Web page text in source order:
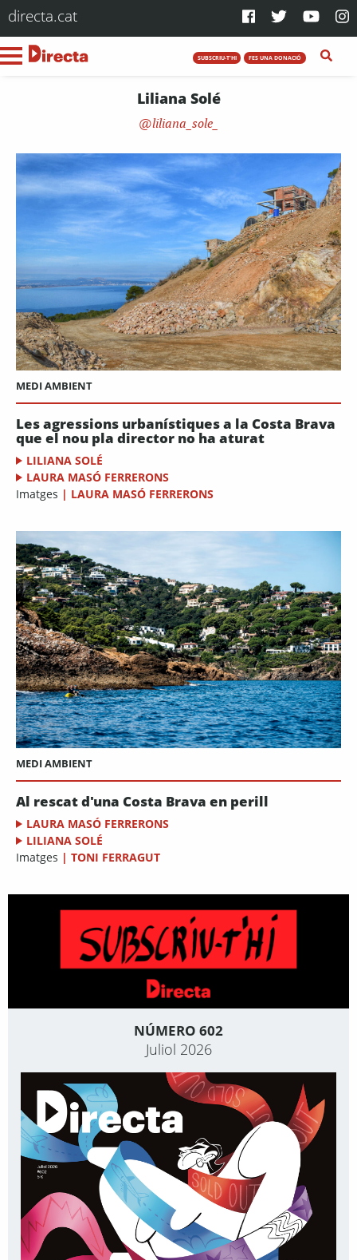
directa.cat
SUBSCRIU-T'HI FES UNA DONACIÓ
Liliana Solé
liliana_sole_
MEDI AMBIENT
Les agressions urbanístiques a la Costa Brava
que el nou pla director no ha aturat
LILIANA SOLÉ
LAURA MASÓ FERRERONS
Imatges | LAURA MASÓ FERRERONS
MEDI AMBIENT
Al rescat d'una Costa Brava en perill
LAURA MASÓ FERRERONS
LILIANA SOLÉ
Imatges | TONI FERRAGUT
NÚMERO 602
Juliol 2026